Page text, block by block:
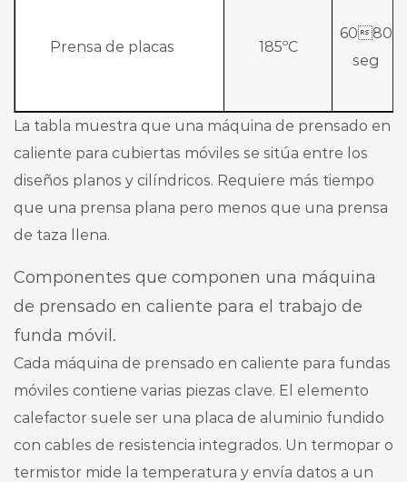
Prensa de placas 185ºC
6080
seg
La tabla muestra que una máquina de prensado en
caliente para cubiertas móviles se sitúa entre los
diseños planos y cilíndricos. Requiere más tiempo
que una prensa plana pero menos que una prensa
de taza llena.
Componentes que componen una máquina
de prensado en caliente para el trabajo de
funda móvil.
Cada máquina de prensado en caliente para fundas
móviles contiene varias piezas clave. El elemento
calefactor suele ser una placa de aluminio fundido
con cables de resistencia integrados. Un termopar o
termistor mide la temperatura y envía datos a un